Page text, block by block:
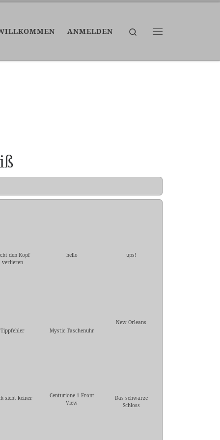
ANMELDEN
Search
den Kopf
verlieren
hello ups!
Tippfehler Mystic Taschenuhr
New Orleans
sieht keiner
Centurione 1 Front
View
Das schwarze
Schloss